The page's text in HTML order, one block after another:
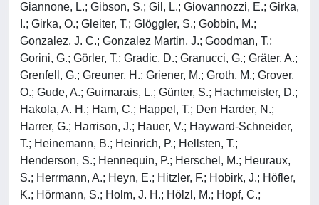
Giannone, L.; Gibson, S.; Gil, L.; Giovannozzi, E.; Girka,
I.; Girka, O.; Gleiter, T.; Glöggler, S.; Gobbin, M.;
Gonzalez, J. C.; Gonzalez Martin, J.; Goodman, T.;
Gorini, G.; Görler, T.; Gradic, D.; Granucci, G.; Gräter, A.;
Grenfell, G.; Greuner, H.; Griener, M.; Groth, M.; Grover,
O.; Gude, A.; Guimarais, L.; Günter, S.; Hachmeister, D.;
Hakola, A. H.; Ham, C.; Happel, T.; Den Harder, N.;
Harrer, G.; Harrison, J.; Hauer, V.; Hayward-Schneider,
T.; Heinemann, B.; Heinrich, P.; Hellsten, T.;
Henderson, S.; Hennequin, P.; Herschel, M.; Heuraux,
S.; Herrmann, A.; Heyn, E.; Hitzler, F.; Hobirk, J.; Höfler,
K.; Hörmann, S.; Holm, J. H.; Hölzl, M.; Hopf, C.;